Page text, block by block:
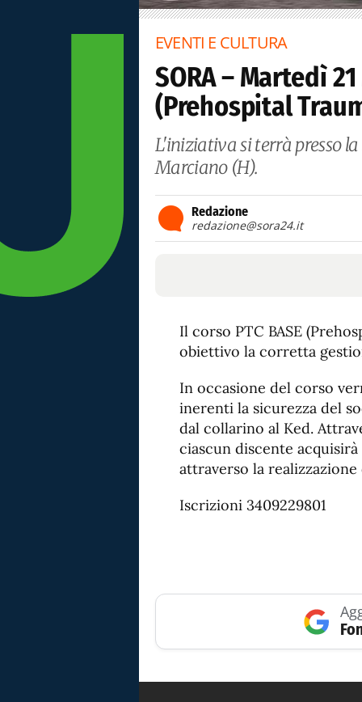
EVENTI E CULTURA
SORA – Martedì
(Prehospital
L'iniziativa si terrà presso
Marciano (H).
Redazione
redazione@sora24.it
Il corso PTC BASE
obiettivo la corretta
In occasione del corso
inerenti la sicurezza del
dal collarino al Ked.
ciascun discente
attraverso la
Iscrizioni 3409229801